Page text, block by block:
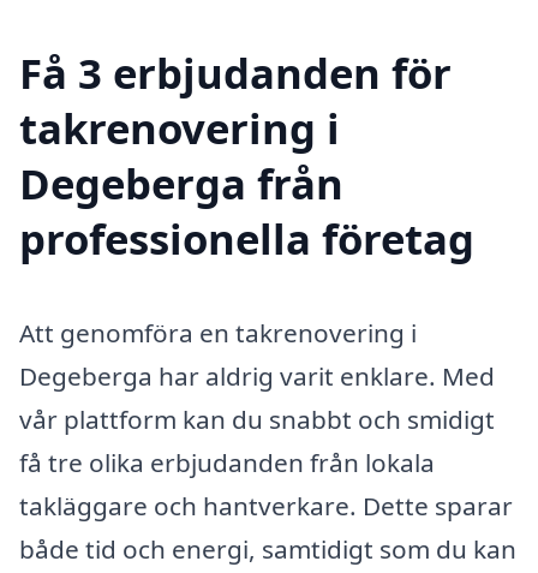
Få 3 erbjudanden för
takrenovering i
Degeberga från
professionella företag
Att genomföra en takrenovering i
Degeberga har aldrig varit enklare. Med
vår plattform kan du snabbt och smidigt
få tre olika erbjudanden från lokala
takläggare och hantverkare. Dette sparar
både tid och energi, samtidigt som du kan